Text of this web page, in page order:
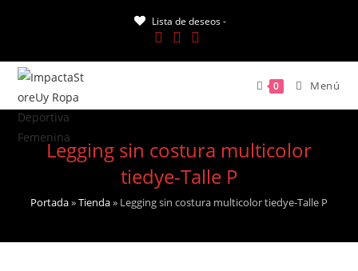
Lista de deseos -
0 Menú
Legging sin costura multicolor
tiedye-Talle P
Portada»Tienda» Legging sin costura multicolor tiedye-Talle P